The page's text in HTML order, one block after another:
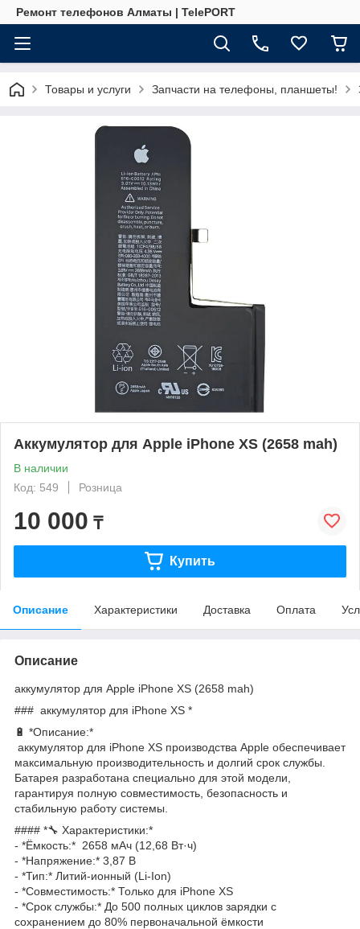
Ремонт телефонов Алматы | TelePORT
Товары и услуги Запчасти на телефоны, планшеты!
Аккумулятор для Apple iPhone XS (2658 mah)
В наличии
Код: 549
Розница
10 000 ₸
Купить
Описание Характеристики Доставка Оплата
Описание
аккумулятор для Apple iPhone XS (2658 mah)
### аккумулятор для iPhone XS *
🔋 *Описание:*
аккумулятор для iPhone XS производства Apple обеспечивает
максимальную производительность и долгий срок службы.
Батарея разработана специально для этой модели,
гарантируя полную совместимость, безопасность и
стабильную работу системы.
#### *🔧 Характеристики:*
- *Ёмкость:* 2658 мАч (12,68 Вт·ч)
- *Напряжение:* 3,87 В
- *Тип:* Литий-ионный (Li-Ion)
- *Совместимость:* Только для iPhone XS
- *Срок службы:* До 500 полных циклов зарядки с
сохранением до 80% первоначальной ёмкости